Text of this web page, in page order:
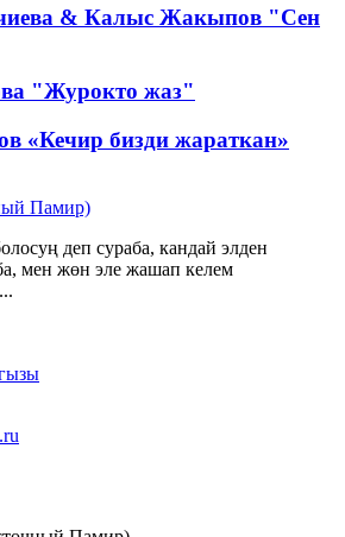
& Калыс Жакыпов "Сен
"Журокто жаз"
«Кечир бизди жараткан»
деп сураба, кандай элден
мен жөн эле жашап келем